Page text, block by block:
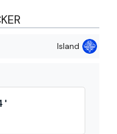
Island